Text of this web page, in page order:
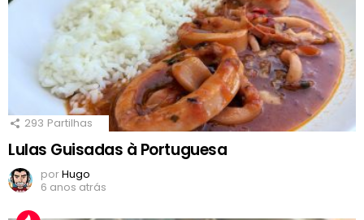
293 Partilhas
Lulas Guisadas à Portuguesa
porHugo
6 anos atrás